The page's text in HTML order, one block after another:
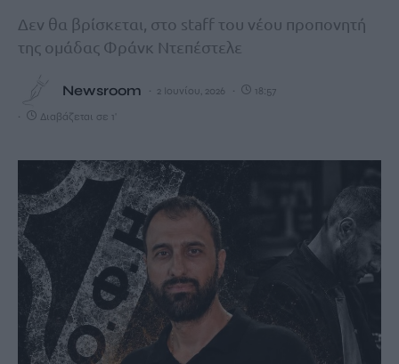
Δεν θα βρίσκεται, στο staff του νέου προπονητή
της ομάδας Φράνκ Ντεπέστελε
Newsroom 2 Ιουνίου, 2026 18:57
Διαβάζεται σε 1'